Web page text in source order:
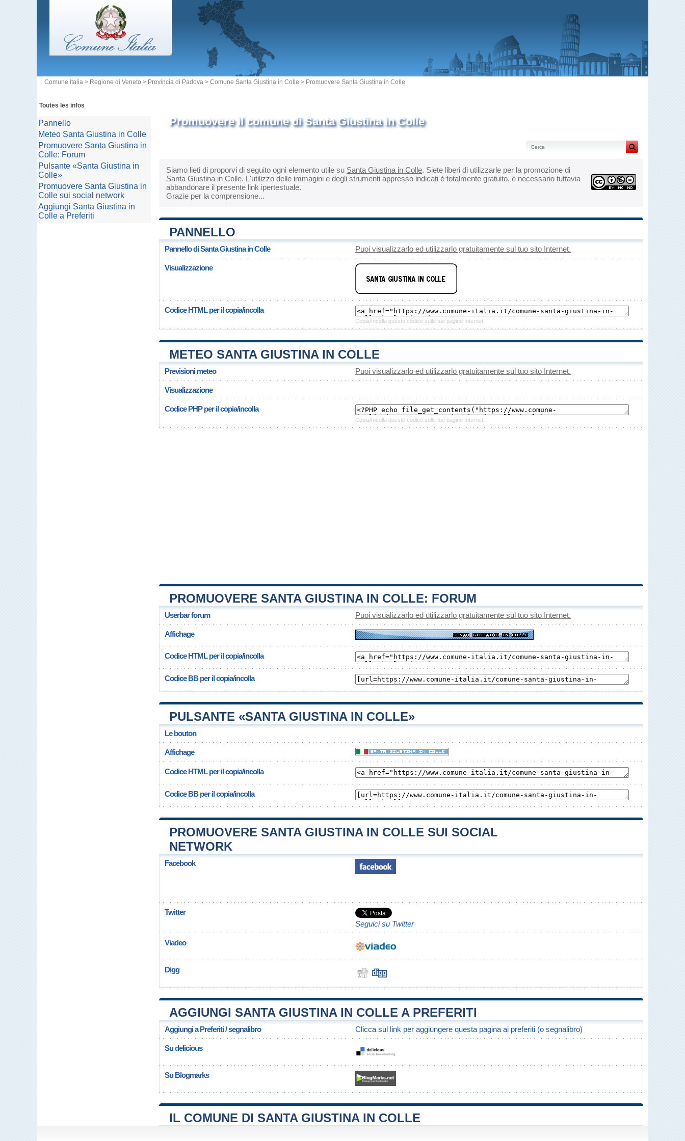
Comune Italia > Regione di Veneto > Provincia di Padova > Comune Santa Giustina in Colle > Promuovere Santa Giustina in Colle
Promuovere il comune di Santa Giustina in Colle
Siamo lieti di proporvi di seguito ogni elemento utile su Santa Giustina in Colle. Siete liberi di utilizzarle per la promozione di
Santa Giustina in Colle. L'utilizzo delle immagini e degli strumenti appresso indicati è totalmente gratuito, è necessario tuttavia
abbandonare il presente link ipertestuale.
Grazie per la comprensione...
PANNELLO
Pannello di Santa Giustina in Colle Puoi visualizzarlo ed utilizzarlo gratuitamente sul tuo sito Internet.
Visualizzazione
Codice HTML per il copia/incolla
Copia/Incolla questo codice sulle tue pagine Internet.
METEO SANTA GIUSTINA IN COLLE
Previsioni meteo Puoi visualizzarlo ed utilizzarlo gratuitamente sul tuo sito Internet.
Visualizzazione
Codice PHP per il copia/incolla
Copia/Incolla questo codice sulle tue pagine Internet.
PROMUOVERE SANTA GIUSTINA IN COLLE: FORUM
Userbar forum Puoi visualizzarlo ed utilizzarlo gratuitamente sul tuo sito Internet.
Affichage
Codice HTML per il copia/incolla
Codice BB per il copia/incolla
PULSANTE «SANTA GIUSTINA IN COLLE»
Le bouton
Affichage
Codice HTML per il copia/incolla
Codice BB per il copia/incolla
PROMUOVERE SANTA GIUSTINA IN COLLE SUI SOCIAL
NETWORK
Facebook
Twitter
Seguici su Twitter
Viadeo
Digg
AGGIUNGI SANTA GIUSTINA IN COLLE A PREFERITI
Aggiungi a Preferiti / segnalibro Clicca sul link per aggiungere questa pagina ai preferiti (o segnalibro)
Su delicious
Su Blogmarks
IL COMUNE DI SANTA GIUSTINA IN COLLE
Toutes les infos
Pannello
Meteo Santa Giustina in Colle
Promuovere Santa Giustina in
Colle: Forum
Pulsante «Santa Giustina in
Colle»
Promuovere Santa Giustina in
Colle sui social network
Aggiungi Santa Giustina in
Colle a Preferiti